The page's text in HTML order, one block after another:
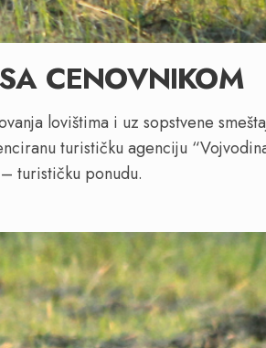
CENOVNIKOM
lovištima i uz sopstvene
turističku agenciju
turističku ponudu.